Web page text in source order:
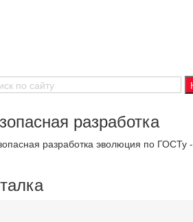
разработка
разработка эволюция по ГОСТу -